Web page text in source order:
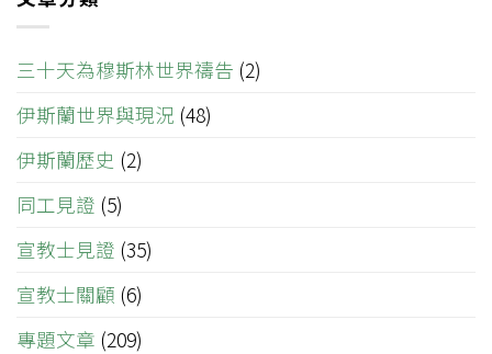
三十天為穆斯林世界禱告 (2)
伊斯蘭世界與現況 (48)
伊斯蘭歷史 (2)
同工見證 (5)
宣教士見證 (35)
宣教士關顧 (6)
專題文章 (209)